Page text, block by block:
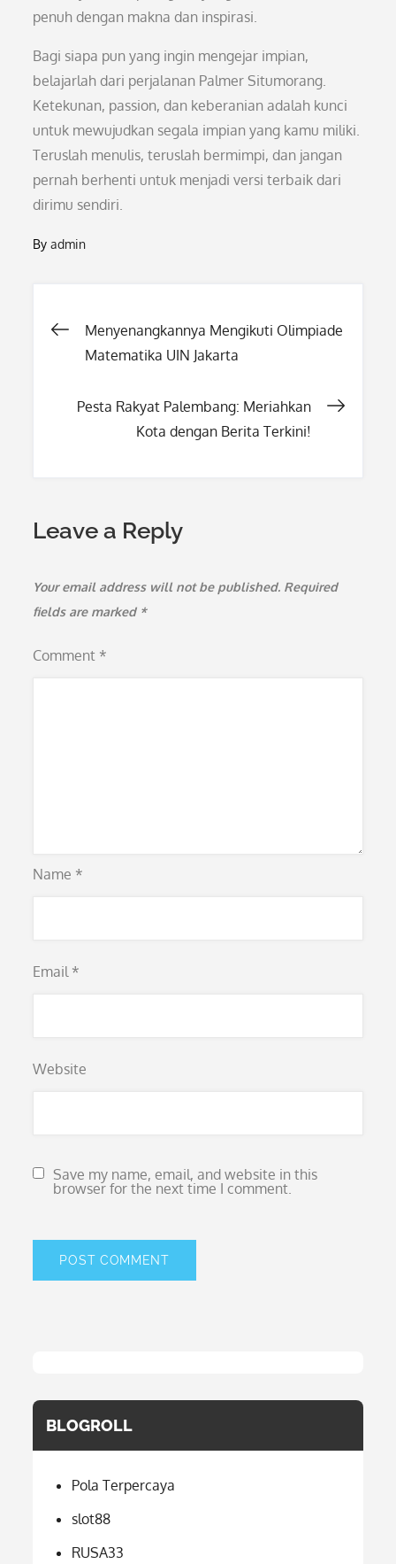
penuh dengan makna dan inspirasi.
Bagi siapa pun yang ingin mengejar impian,
belajarlah dari perjalanan Palmer Situmorang.
Ketekunan, passion, dan keberanian adalah kunci
untuk mewujudkan segala impian yang kamu miliki.
Teruslah menulis, teruslah bermimpi, dan jangan
pernah berhenti untuk menjadi versi terbaik dari
dirimu sendiri.
Byadmin
Post
Menyenangkannya Mengikuti Olimpiade
Matematika UIN Jakarta
Pesta Rakyat Palembang: Meriahkan
Kota dengan Berita Terkini!
Leave a Reply
Your email address will not be published. Required
fields are marked *
Comment *
Name *
Email *
Website
Save my name, email, and website in this
browser for the next time I comment.
BLOGROLL
Pola Terpercaya
slot88
RUSA33